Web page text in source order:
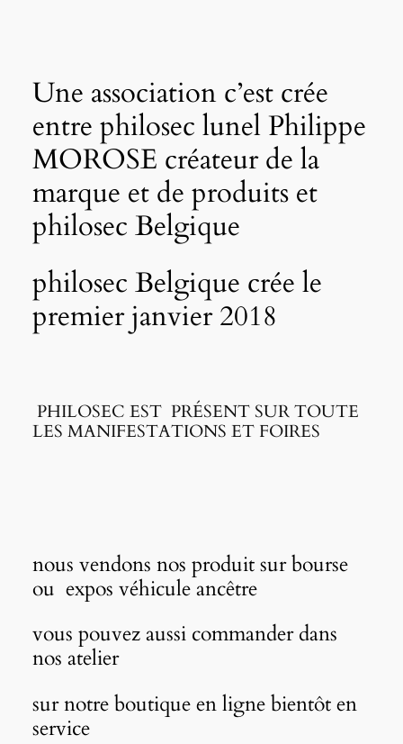
Une association c’est crée
entre philosec lunel Philippe
MOROSE créateur de la
marque et de produits et
philosec Belgique
philosec Belgique crée le
premier janvier 2018
PHILOSEC EST PRÉSENT SUR TOUTE
LES MANIFESTATIONS ET FOIRES
nous vendons nos produit sur bourse
ou expos véhicule ancêtre
vous pouvez aussi commander dans
nos atelier
sur notre boutique en ligne bientôt en
service